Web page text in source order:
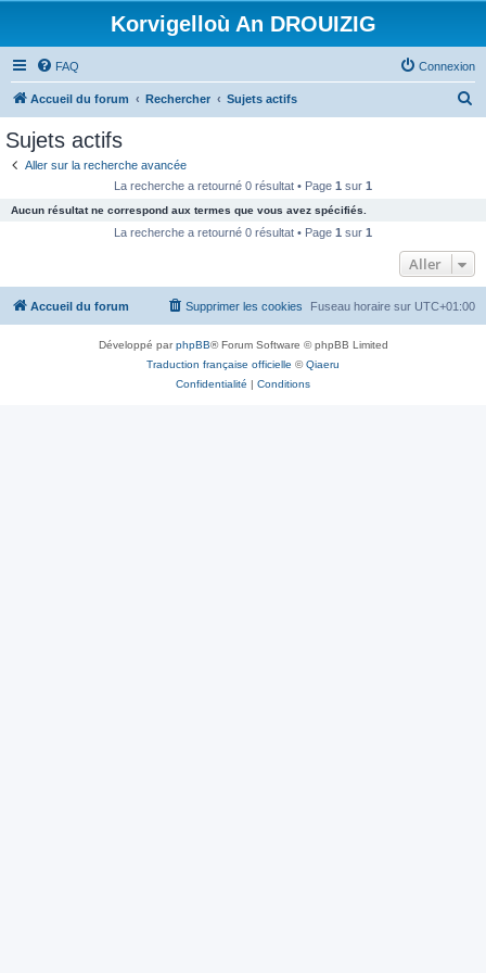
Korvigelloù An DROUIZIG
FAQ Connexion
Accueil du forum Rechercher Sujets actifs
c
e
Sujets actifs
Aller sur la recherche avancée
La recherche a retourné 0 résultat • Page 1 sur 1
Aucun résultat ne correspond aux termes que vous avez spécifiés.
La recherche a retourné 0 résultat • Page 1 sur 1
Aller
Accueil du forum Fuseau horaire sur UTC+01:00
Supprimer les cookies
Développé parphpBB® Forum Software © phpBB Limited
Traduction française officielle ©Qiaeru
Confidentialité | Conditions